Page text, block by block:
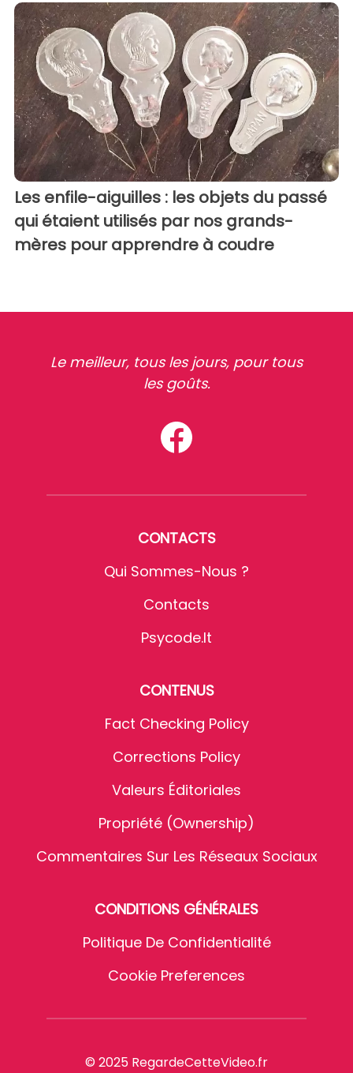
Les enfile-aiguilles : les objets du passé
qui étaient utilisés par nos grands-
mères pour apprendre à coudre
Le meilleur, tous les jours, pour tous
les goûts.
CONTACTS
Qui Sommes-Nous ?
Contacts
Psycode.it
CONTENUS
Fact Checking Policy
Corrections Policy
Valeurs Éditoriales
Propriété (Ownership)
Commentaires Sur Les Réseaux Sociaux
CONDITIONS GÉNÉRALES
Politique De Confidentialité
Cookie Preferences
© 2025 RegardeCetteVideo.fr